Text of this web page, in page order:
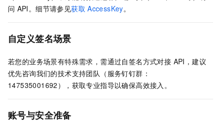
问 API。细节请参见获取 AccessKey。
自定义签名场景
若您的业务场景有特殊需求，需通过自签名方式对接 API，建议
优先咨询我们的技术支持团队（服务钉钉群：
147535001692），获取专业指导以确保高效接入。
账号与安全准备